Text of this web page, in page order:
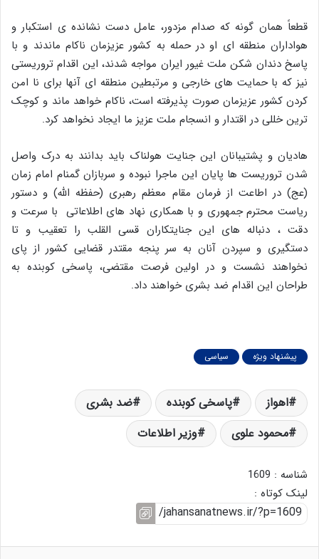
قطعاً همان گونه که صدام مزدور، عامل دست نشانده ی استکبار و
هواداران منطقه ای او در حمله به کشور عزیزمان ناکام ماندند و با
پاسخ دندان شکن ملت غیور ایران مواجه شدند، این اقدام تروریستی
نیز که با حمایت های خارجی و مرتبطین منطقه ای آنها برای نا امن
کردن کشور عزیزمان صورت پذیرفته است، ناکام خواهد ماند و کوچک
ترین خللی در اقتدار و انسجام ملت عزیز ما ایجاد نخواهد کرد.
هادیان و پشتیبانان این جنایت هولناک باید بدانند به درک واصل
شدن تروریست ها پایان این ماجرا نبوده و سربازان گمنام امام زمان
(عج) در اطاعت از فرمان مقام معظم رهبری (حفظه الله) و دستور
ریاست محترم جمهوری و با همکاری نهاد های اطلاعاتی با سرعت و
دقت ، دنباله های این جنایتکاران قسی القلب را تعقیب و تا
دستگیری و سپردن آنان به سر پنجه مقتدر قضایی کشور از پای
نخواهند نشست و در اولین فرصت مقتضی، پاسخی کوبنده به
طراحان این اقدام ضد بشری خواهند داد.
پیشنهاد ویژه سیاسی
اهواز پاسخی کوبنده
ضد بشری
محمود علوی
وزیر اطلاعات
شناسه : 1609
لینک کوتاه :